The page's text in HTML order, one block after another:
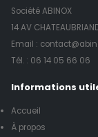
Société ABINOX
14 AV
Email :
Tél. : 06 14 05 66 06
Informations
Accueil
À propos